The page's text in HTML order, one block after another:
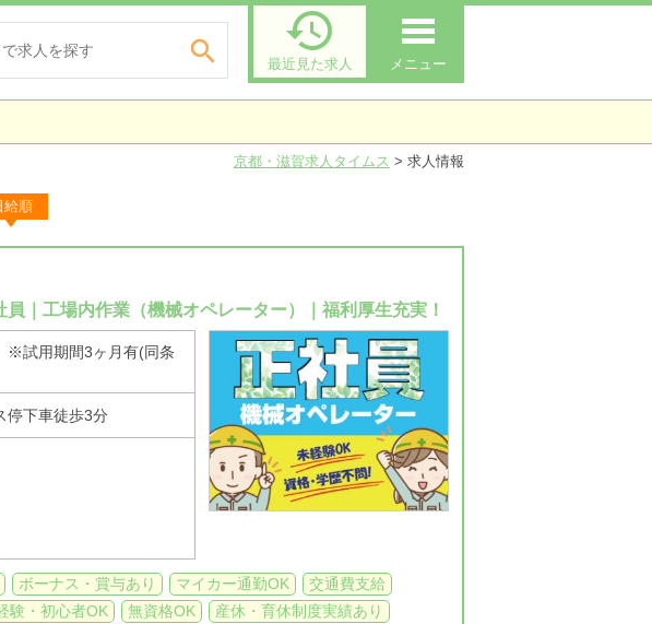
 
最近見た求人 メニュー
京都・滋賀求人タイムス > 求人情報
給順
｜工場内作業（機械オペレーター）｜福利厚生充実！
※試用期間3ヶ月有(同条
停下車徒歩3分
ボーナス・賞与あり マイカー通勤OK
交通費支給
験・初心者OK 無資格OK
産休・育休制度実績あり